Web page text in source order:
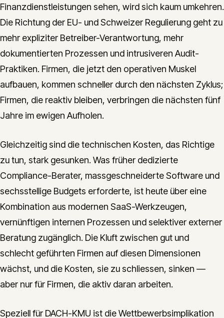
Finanzdienstleistungen sehen, wird sich kaum umkehren.
Die Richtung der EU- und Schweizer Regulierung geht zu
mehr expliziter Betreiber-Verantwortung, mehr
dokumentierten Prozessen und intrusiveren Audit-
Praktiken. Firmen, die jetzt den operativen Muskel
aufbauen, kommen schneller durch den nächsten Zyklus;
Firmen, die reaktiv bleiben, verbringen die nächsten fünf
Jahre im ewigen Aufholen.
Gleichzeitig sind die technischen Kosten, das Richtige
zu tun, stark gesunken. Was früher dedizierte
Compliance-Berater, massgeschneiderte Software und
sechsstellige Budgets erforderte, ist heute über eine
Kombination aus modernen SaaS-Werkzeugen,
vernünftigen internen Prozessen und selektiver externer
Beratung zugänglich. Die Kluft zwischen gut und
schlecht geführten Firmen auf diesen Dimensionen
wächst, und die Kosten, sie zu schliessen, sinken —
aber nur für Firmen, die aktiv daran arbeiten.
Speziell für DACH-KMU ist die Wettbewerbsimplikation